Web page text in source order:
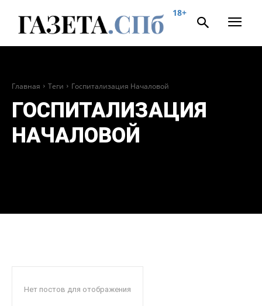
18+
Главная Теги Госпитализация Началовой
ГОСПИТАЛИЗАЦИЯ
НАЧАЛОВОЙ
Нет постов для отображения